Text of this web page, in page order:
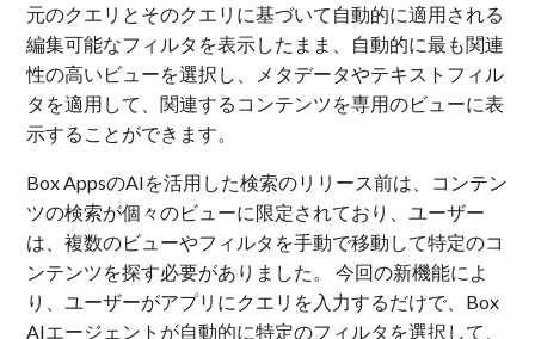
元のクエリとそのクエリに基づいて自動的に適用される
編集可能なフィルタを表示したまま、自動的に最も関連
性の高いビューを選択し、メタデータやテキストフィル
タを適用して、関連するコンテンツを専用のビューに表
示することができます。
Box AppsのAIを活用した検索のリリース前は、コンテン
ツの検索が個々のビューに限定されており、ユーザー
は、複数のビューやフィルタを手動で移動して特定のコ
ンテンツを探す必要がありました。 今回の新機能によ
り、ユーザーがアプリにクエリを入力するだけで、Box
AIエージェントが自動的に特定のフィルタを選択して、